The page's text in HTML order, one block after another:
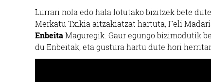
Lurrari nola edo hala lotutako bizitzek bete
Merkatu Txikia aitzakiatzat hartuta, Feli
EnbeitaMaguregik. Gaur egungo bizimodutik
du Enbeitak, eta gustura hartu dute hori